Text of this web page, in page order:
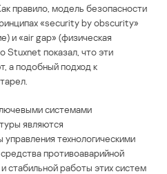
правило, модель безопасности
«security by obscurity»
и «air gap» (физическая
Stuxnet показал, что эти
а подобный подход к
системами
являются
технологическими
противоаварийной
стабильной работы этих систем